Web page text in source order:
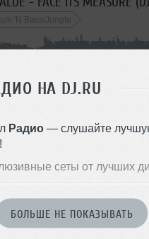
НА DJ.RU
Радио — слушайте
сеты от лучших
БОЛЬШЕ НЕ ПОКАЗЫВАТЬ
'N Bass/Jungle
'N Bass/Jungle